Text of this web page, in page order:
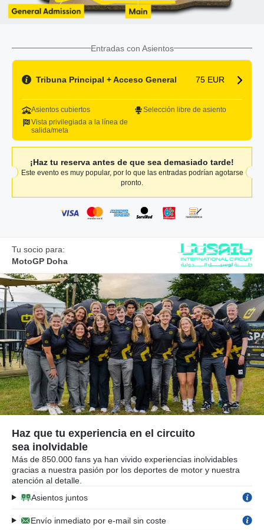
Entradas con Asientos
Tribuna Principal + Acceso General 75 EUR
Asientos cubiertos
Selección libre de asiento
Vista privilegiada a la línea de
salida/meta
¡Haz tu reserva antes de que sea demasiado tarde!
Este evento es muy popular, por lo que las entradas podrían agotarse
pronto.
Tu socio para:
MotoGP Doha
Haz que tu experiencia en el circuito
sea inolvidable
Más de 850.000 fans ya han vivido experiencias inolvidables
gracias a nuestra pasión por los deportes de motor y nuestra
atención al detalle.
Asientos juntos
Envío inmediato por e-mail sin coste